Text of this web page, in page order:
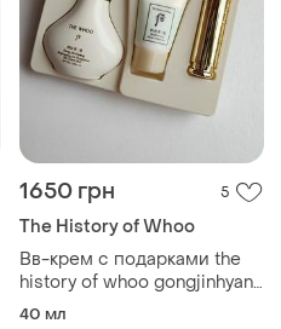
1650 грн 5
The History of Whoo
Вв-крем с подарками the
history of whoo gongjinhyang
seol radiant white bb sun
40 мл